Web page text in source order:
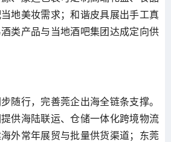
地美妆需求；和谐皮具展出手工真
类产品与当地酒吧集团达成定向供
随行，完善莞企出海全链条支撑。
供海陆联运、仓储一体化跨境物流
外常年展贸与批量供货渠道；东莞